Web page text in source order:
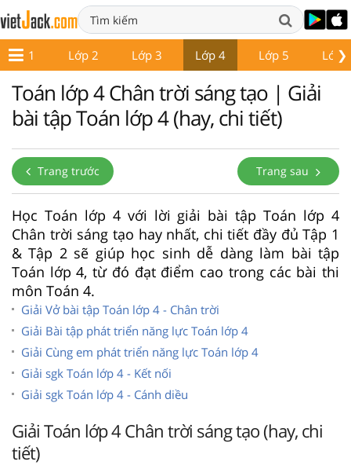
❯
Lớp 1 Lớp 2 Lớp 3 Lớp 4 Lớp 5 Lớp
Toán lớp 4 Chân trời sáng tạo | Giải
bài tập Toán lớp 4 (hay, chi tiết)
Trang trước Trang sau
Học Toán lớp 4 với lời giải bài tập Toán lớp 4
Chân trời sáng tạo hay nhất, chi tiết đầy đủ Tập 1
& Tập 2 sẽ giúp học sinh dễ dàng làm bài tập
Toán lớp 4, từ đó đạt điểm cao trong các bài thi
môn Toán 4.
Giải Vở bài tập Toán lớp 4 - Chân trời
Giải Bài tập phát triển năng lực Toán lớp 4
Giải Cùng em phát triển năng lực Toán lớp 4
Giải sgk Toán lớp 4 - Kết nối
Giải sgk Toán lớp 4 - Cánh diều
Giải Toán lớp 4 Chân trời sáng tạo (hay, chi
tiết)